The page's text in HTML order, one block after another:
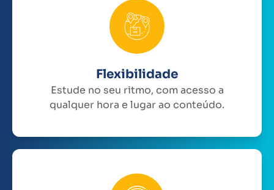
Flexibilidade
Estude no seu ritmo, com acesso a
qualquer hora e lugar ao conteúdo.